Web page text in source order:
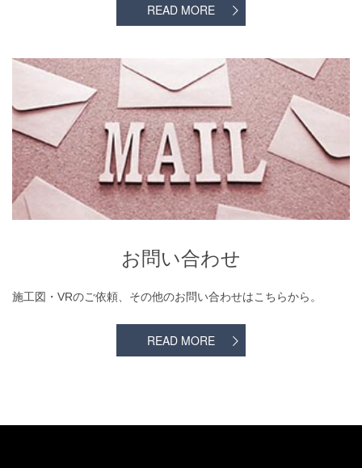
READ MORE
お問い合わせ
お問い合わせ
施工図・VRのご依頼、その他のお問い合わせはこちらから。
READ MORE